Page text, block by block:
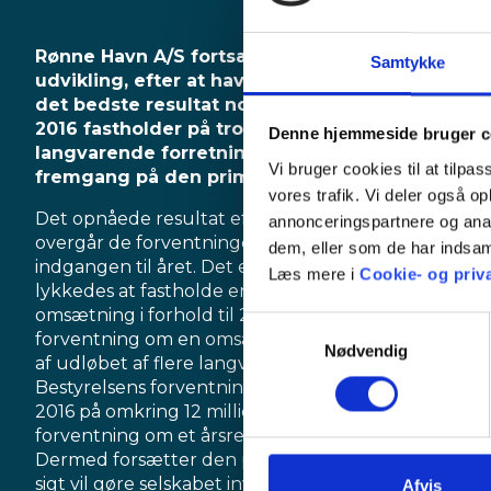
Samtykke
Denne hjemmeside bruger
Vi bruger cookies til at
vores trafik. Vi deler også
annonceringspartnere og
dem, eller som de har
Læs mere i Cookie- og
Samtykkevalg
Nødvendig
Afvis
Rønne Havn A/S fortsætter den positive
udvikling, efter at havnen igen i 2015 leverede
det bedste resultat nogensinde. Første kvartal
2016 fastholder på trods af udløb af flere
langvarende forretningsaftaler forsat
fremgang på den primære drift.
Det opnåede resultat efter første kvartals drift
overgår de forventninger ledelsen havde ved
indgangen til året. Det er mod forventning
lykkedes at fastholde en næsten uændret
omsætning i forhold til 2015 på trods af ledelsens
forventning om en omsætningsnedgang som følge
af udløbet af flere langvarende forretningsaftaler.
Bestyrelsens forventninger om et driftsresultat i
2016 på omkring 12 millioner løftes nu til en
forventning om et årsresultat på 12 til 13 millioner.
Dermed forsætter den positive udvikling, der på
sigt vil gøre selskabet investeringsparat blandt